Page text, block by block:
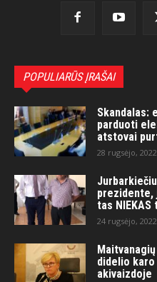
POPULIARŪS ĮRAŠAI
Skandalas:
parduoti
atstovai
28 rugsėjo, 2022
prezidente,
tas
24 rugsėjo, 2022
didelio
akivaizdoje